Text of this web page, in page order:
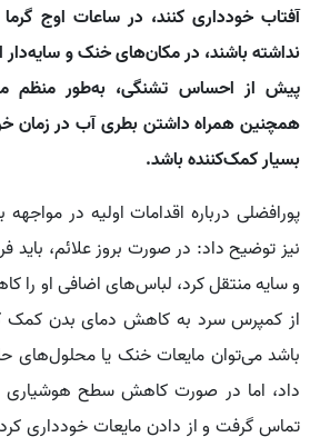
آفتاب خودداری کنند، در ساعات اوج
نداشته باشند، در مکان‌های خنک و
پیش از احساس تشنگی، به‌طور منظم
همچنین همراه داشتن بطری آب در زمان
بسیار کمک‌کننده باشد.
پورافضلی درباره اقدامات اولیه در مواجهه
نیز توضیح داد: در صورت بروز علائم،
و سایه منتقل کرد، لباس‌های اضافی او را
از کمپرس سرد به کاهش دمای بدن کمک
باشد می‌توان مایعات خنک یا محلول‌های
داد، اما در صورت کاهش سطح هوشیاری
تماس گرفت و از دادن مایعات خودداری